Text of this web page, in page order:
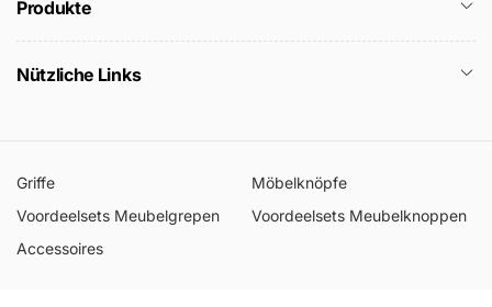
Produkte
Nützliche Links
Griffe
Möbelknöpfe
Voordeelsets Meubelgrepen
Voordeelsets Meubelknoppen
Accessoires